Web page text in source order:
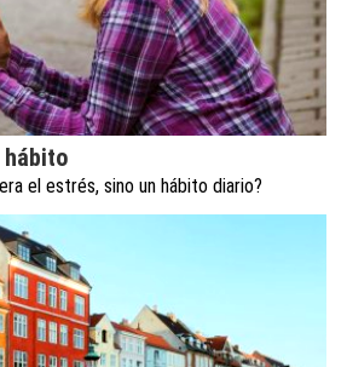
hábito
el estrés, sino un hábito diario?